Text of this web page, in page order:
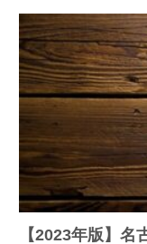
【2023年版】